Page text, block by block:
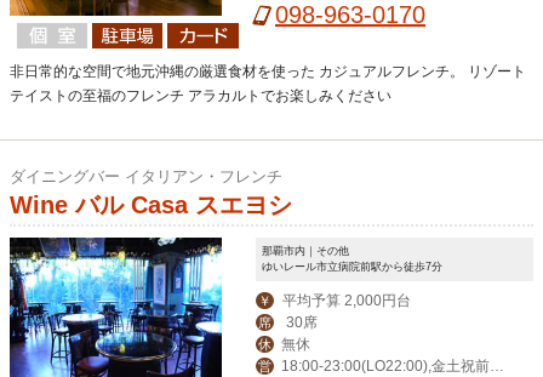
ィナー 17:30-23:00 (L.O.21:00)
098-963-0170
非日常的な空間で地元沖縄の厳選食材を使った カジュアルフレンチ。 リゾート
テイストの至福のフレンチ アラカルトでお楽しみください
ダイニングバー イタリアン・フレンチ
Wine バル Casa スエヨシ
那覇市内｜その他
ゆいレール市立病院前駅から徒歩7分
￥ 平均予算 2,000円台
席 30席
休 無休
営
18:00-23:00(LO22:00),金土祝前1